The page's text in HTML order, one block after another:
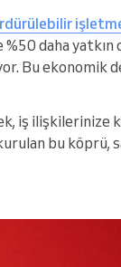
daha
Bu
iş
bu köprü,